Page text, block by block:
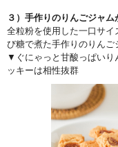
３）手作りのりんごジャ
全粒粉を使用した一口サイ
び糖で煮た手作りのりんご
▼ぐにゃっと甘酸っぱいり
ッキーは相性抜群